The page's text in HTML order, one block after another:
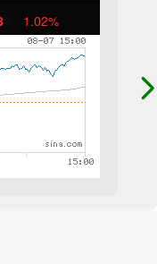
1.02%